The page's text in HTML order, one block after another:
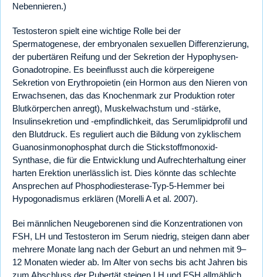
Nebennieren.)
Testosteron spielt eine wichtige Rolle bei der
Spermatogenese, der embryonalen sexuellen Differenzierung,
der pubertären Reifung und der Sekretion der Hypophysen-
Gonadotropine. Es beeinflusst auch die körpereigene
Sekretion von Erythropoietin (ein Hormon aus den Nieren von
Erwachsenen, das das Knochenmark zur Produktion roter
Blutkörperchen anregt), Muskelwachstum und -stärke,
Insulinsekretion und -empfindlichkeit, das Serumlipidprofil und
den Blutdruck. Es reguliert auch die Bildung von zyklischem
Guanosinmonophosphat durch die Stickstoffmonoxid-
Synthase, die für die Entwicklung und Aufrechterhaltung einer
harten Erektion unerlässlich ist. Dies könnte das schlechte
Ansprechen auf Phosphodiesterase-Typ-5-Hemmer bei
Hypogonadismus erklären (Morelli A et al. 2007).
Bei männlichen Neugeborenen sind die Konzentrationen von
FSH, LH und Testosteron im Serum niedrig, steigen dann aber
mehrere Monate lang nach der Geburt an und nehmen mit 9–
12 Monaten wieder ab. Im Alter von sechs bis acht Jahren bis
zum Abschluss der Pubertät steigen LH und FSH allmählich